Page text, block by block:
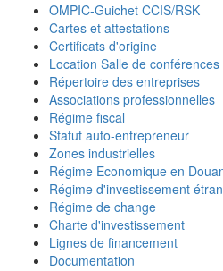
OMPIC-Guichet CCIS/RSK
Cartes et attestations
Certificats d'origine
Location Salle de
Répertoire des entreprises
Associations professionnelles
Régime fiscal
Statut auto-entrepreneur
Zones industrielles
Régime Economique en
Régime d'investissement
Régime de change
Charte d'investissement
Lignes de financement
Documentation